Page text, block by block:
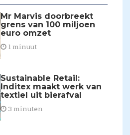
Mr Marvis doorbreekt
grens van 100 miljoen
euro omzet
1 minuut
Sustainable Retail:
Inditex maakt werk van
textiel uit bierafval
3 minuten